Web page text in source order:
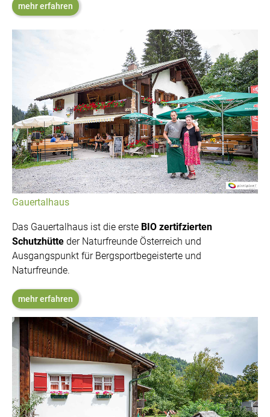
mehr erfahren
Gauertalhaus
Das Gauertalhaus ist die erste BIO zertifzierten
Schutzhütte der Naturfreunde Österreich und
Ausgangspunkt für Bergsportbegeisterte und
Naturfreunde.
mehr erfahren